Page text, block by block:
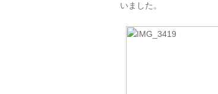
いました。